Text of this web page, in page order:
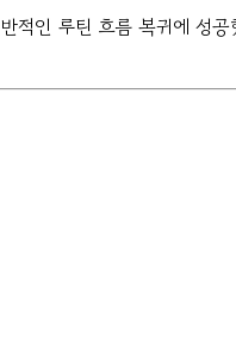
적인 루틴 흐름 복귀에 성